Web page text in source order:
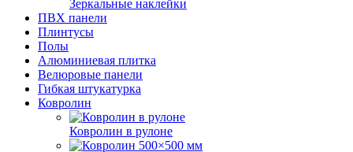
Зеркальные наклейки
ПВХ панели
Плинтусы
Полы
Алюминиевая плитка
Велюровые панели
Гибкая штукатурка
Ковролин
Ковролин в рулоне